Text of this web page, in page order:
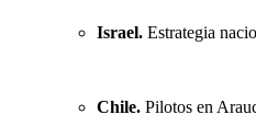
Israel. Estrategia
Chile. Pilotos en